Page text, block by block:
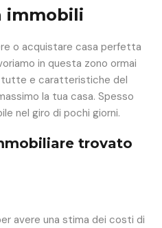
immobili
o acquistare casa perfetta
in questa zono ormai
tutte e caratteristiche del
la tua casa. Spesso
nel giro di pochi giorni.
trovato
avere una stima dei costi di